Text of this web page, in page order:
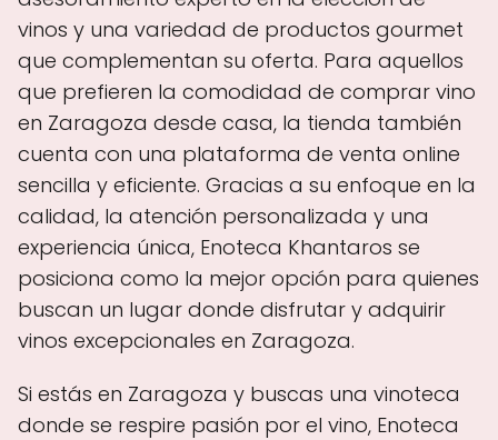
vinos y una variedad de productos gourmet
que complementan su oferta. Para aquellos
que prefieren la comodidad de comprar vino
en Zaragoza desde casa, la tienda también
cuenta con una plataforma de venta online
sencilla y eficiente. Gracias a su enfoque en la
calidad, la atención personalizada y una
experiencia única, Enoteca Khantaros se
posiciona como la mejor opción para quienes
buscan un lugar donde disfrutar y adquirir
vinos excepcionales en Zaragoza.
Si estás en Zaragoza y buscas una vinoteca
donde se respire pasión por el vino, Enoteca